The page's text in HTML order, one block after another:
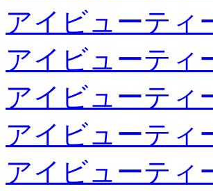
アイビューティ
アイビューティ
アイビューティ
アイビューティ
アイビューティ